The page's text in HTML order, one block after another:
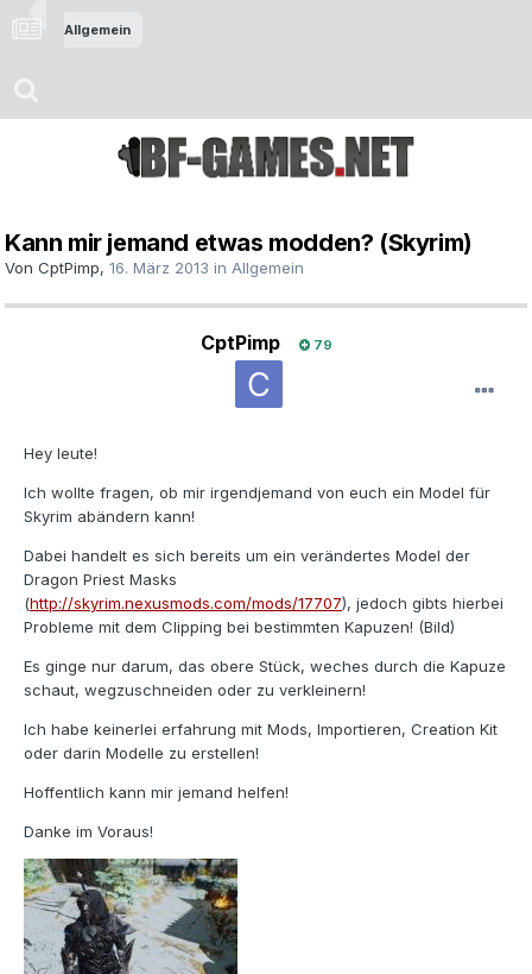
Allgemein
Kann mir jemand etwas modden? (Skyrim)
Von CptPimp, 16. März 2013 in Allgemein
CptPimp 79
Hey leute!
Ich wollte fragen, ob mir irgendjemand von euch ein Model für
Skyrim abändern kann!
Dabei handelt es sich bereits um ein verändertes Model der
Dragon Priest Masks
(http://skyrim.nexusmods.com/mods/17707), jedoch gibts hierbei
Probleme mit dem Clipping bei bestimmten Kapuzen! (Bild)
Es ginge nur darum, das obere Stück, weches durch die Kapuze
schaut, wegzuschneiden oder zu verkleinern!
Ich habe keinerlei erfahrung mit Mods, Importieren, Creation Kit
oder darin Modelle zu erstellen!
Hoffentlich kann mir jemand helfen!
Danke im Voraus!